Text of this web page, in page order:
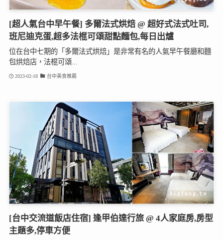
[超人氣台中早午餐] 多爾法式烘焙 @ 超好式法式吐司,
班尼迪克蛋,超多法棍可頌甜點麵包,每日出爐
位在台中七期的「多爾法式烘焙」是非常有名的人氣早午餐廳和麵
包烘焙店，法棍可頌...
2023-02-18 台中美食推薦
[台中交流道飯店住宿] 逢甲伯達行旅 @ 4人家庭房,房型
主題多,停車方便